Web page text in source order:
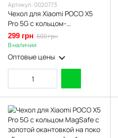
Артикул: 0020773
Чехол для Xiaomi POCO X5
Pro 5G с кольцом-
подставкой с золотой
окантовкой на поко х5 про
пудровый gs1
299 грн 600 грн
В наличии
Оптовые цены